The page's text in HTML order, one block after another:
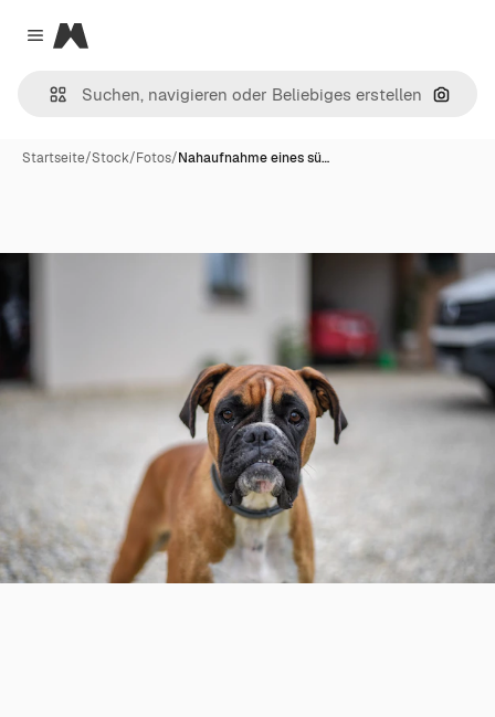
Close menu
Magnific
Nach
Startseite/Stock/Fotos/Nahaufnahme eines sü…